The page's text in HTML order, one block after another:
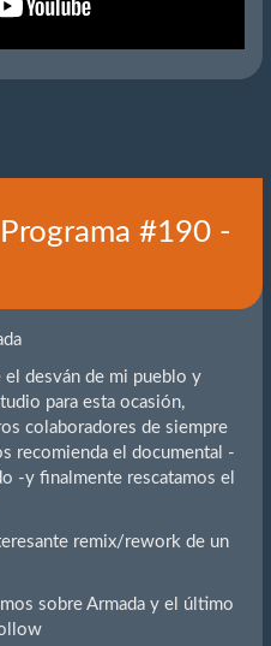
#190 -
el desván de mi pueblo y
para esta ocasión,
colaboradores de siempre
recomienda el documental -
-y finalmente rescatamos el
remix/rework de un
sobre Armada y el último